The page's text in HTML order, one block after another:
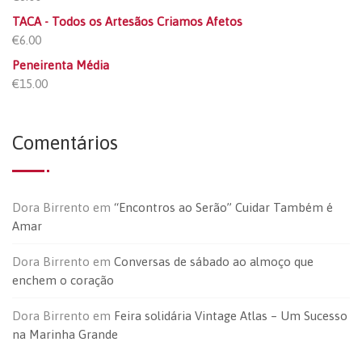
TACA - Todos os Artesãos Criamos Afetos
€6.00
Peneirenta Média
€15.00
Comentários
Dora Birrento em “Encontros ao Serão” Cuidar Também é
Amar
Dora Birrento em Conversas de sábado ao almoço que
enchem o coração
Dora Birrento em Feira solidária Vintage Atlas – Um Sucesso
na Marinha Grande